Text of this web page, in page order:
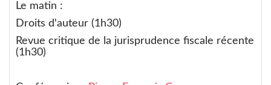
Le matin :
Droits d'auteur (1h30)
Revue critique de la jurisprudence fiscale récente
(1h30)